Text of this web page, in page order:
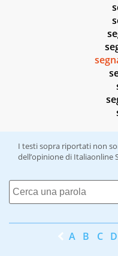
I testi sopra riportati non
dell’opinione di Italiaonline
A B C D